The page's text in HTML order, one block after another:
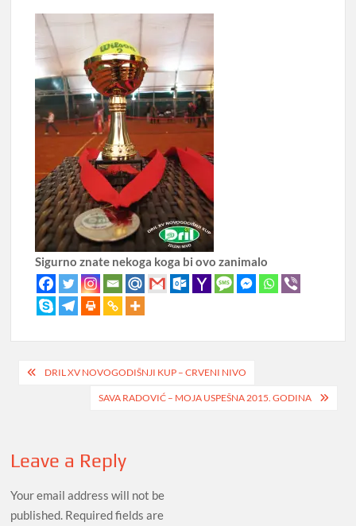
Sigurno znate nekoga koga bi ovo zanimalo
Post
navigation
DRIL XV NOVOGODIŠNJI KUP – CRVENI NIVO
SAVA RADOVIĆ – MOJA USPEŠNA 2015. GODINA
Leave a Reply
Your email address will not be
published. Required fields are